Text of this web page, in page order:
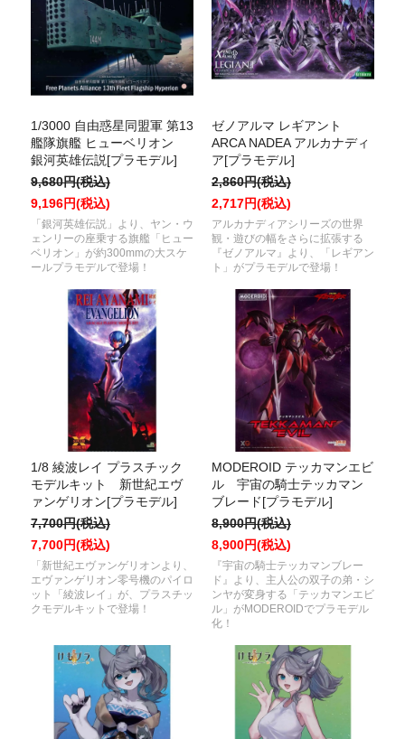
1/3000 自由惑星同盟軍 第13
艦隊旗艦 ヒューベリオン
銀河英雄伝説[プラモデル]
9,680円(税込)
9,196円(税込)
「銀河英雄伝説」より、ヤン・ウ
ェンリーの座乗する旗艦「ヒュー
ベリオン」が約300mmの大スケ
ールプラモデルで登場！
ゼノアルマ レギアント
ARCA NADEA アルカナディ
ア[プラモデル]
2,860円(税込)
2,717円(税込)
アルカナディアシリーズの世界
観・遊びの幅をさらに拡張する
『ゼノアルマ』より、「レギアン
ト」がプラモデルで登場！
1/8 綾波レイ プラスチック
モデルキット 新世紀エヴ
ァンゲリオン[プラモデル]
7,700円(税込)
7,700円(税込)
「新世紀エヴァンゲリオンより、
エヴァンゲリオン零号機のパイロ
ット「綾波レイ」が、プラスチッ
クモデルキットで登場！
MODEROID テッカマンエビ
ル 宇宙の騎士テッカマン
ブレード[プラモデル]
8,900円(税込)
8,900円(税込)
『宇宙の騎士テッカマンブレー
ド』より、主人公の双子の弟・シ
ンヤが変身する「テッカマンエビ
ル」がMODEROIDでプラモデル
化！